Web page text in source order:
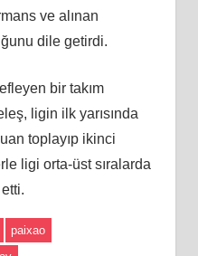
ve alınan
dile getirdi.
bir takım
ligin ilk yarısında
toplayıp ikinci
ligi orta-üst sıralarda
paixao